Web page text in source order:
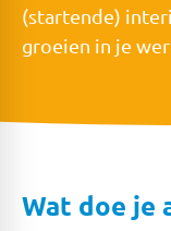
(startende)
groeien in je
Wat doe je